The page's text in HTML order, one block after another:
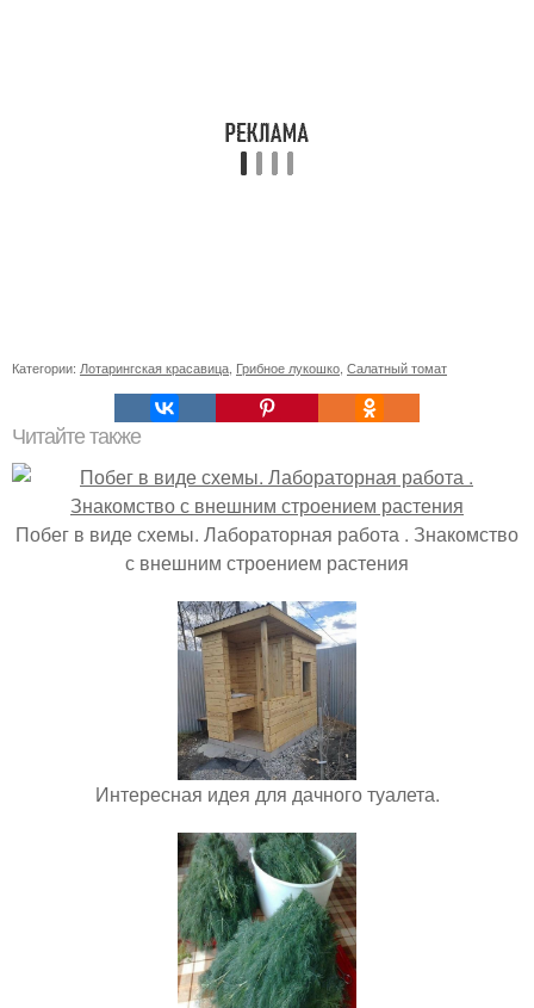
Категории: Лотарингская красавица, Грибное лукошко, Салатный томат
Читайте также
Побег в виде схемы. Лабораторная работа . Знакомство
с внешним строением растения
Интересная идея для дачного туалета.